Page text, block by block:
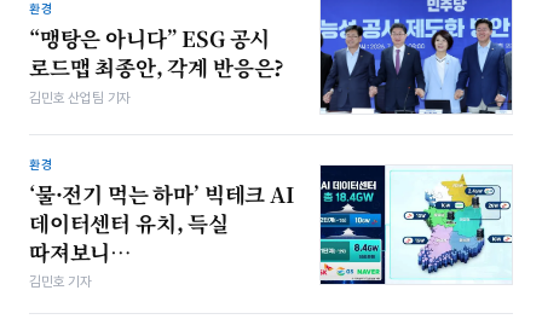
환경
“맹탕은 아니다” ESG 공시
로드맵 최종안, 각계 반응은?
김민호 산업팀 기자
환경
‘물·전기 먹는 하마’ 빅테크 AI
데이터센터 유치, 득실
따져보니…
김민호 기자